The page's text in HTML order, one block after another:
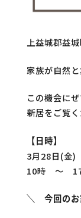
上益城郡益
家族が自然
この機会に
新居をご覧く
【日時】
3月28日(
10時 ～
＼ 今回の